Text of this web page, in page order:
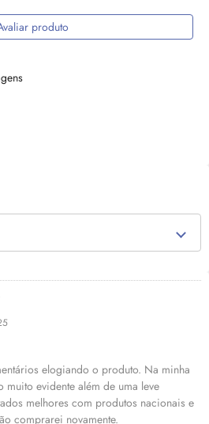
produto
elogiando o produto. Na minha
muito evidente além de uma leve
melhores com produtos nacionais e
comprarei novamente.